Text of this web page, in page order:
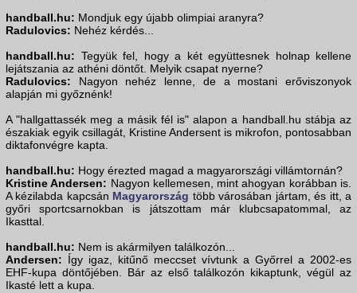
handball.hu: Mondjuk egy újabb olimpiai aranyra?
Radulovics: Nehéz kérdés...
handball.hu: Tegyük fel, hogy a két együttesnek holnap kellene
lejátszania az athéni döntőt. Melyik csapat nyerne?
Radulovics: Nagyon nehéz lenne, de a mostani erőviszonyok
alapján mi győznénk!
A "hallgattassék meg a másik fél is" alapon a handball.hu stábja az
északiak egyik csillagát, Kristine Andersent is mikrofon, pontosabban
diktafonvégre kapta.
handball.hu: Hogy érezted magad a magyarországi villámtornán?
Kristine Andersen: Nagyon kellemesen, mint ahogyan korábban is.
A kézilabda kapcsán Magyarország több városában jártam, és itt, a
győri sportcsarnokban is játszottam már klubcsapatommal, az
Ikasttal.
handball.hu: Nem is akármilyen találkozón...
Andersen: Így igaz, kitűnő meccset vívtunk a Győrrel a 2002-es
EHF-kupa döntőjében. Bár az első találkozón kikaptunk, végül az
Ikasté lett a kupa.